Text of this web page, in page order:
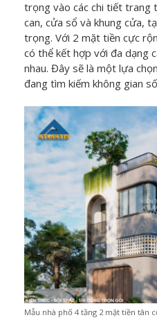
trọng vào các chi tiết trang
can, cửa sổ và khung cửa,
trọng. Với 2 mặt tiền cực
có thể kết hợp với đa dạng
nhau. Đây sẽ là một lựa
đang tìm kiếm không gian
Mẫu nhà phố 4 tầng 2 mặt tiền tân